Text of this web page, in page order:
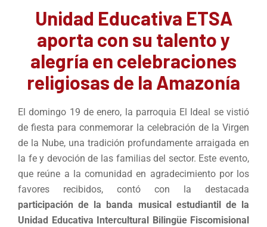
Unidad Educativa ETSA
aporta con su talento y
alegría en celebraciones
religiosas de la Amazonía
El domingo 19 de enero, la parroquia El Ideal se vistió
de fiesta para conmemorar la celebración de la Virgen
de la Nube, una tradición profundamente arraigada en
la fe y devoción de las familias del sector. Este evento,
que reúne a la comunidad en agradecimiento por los
favores recibidos, contó con la destacada
participación de la banda musical estudiantil de la
Unidad Educativa Intercultural Bilingüe Fiscomisional